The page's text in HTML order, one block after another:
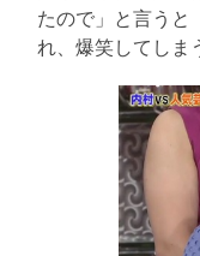
たので」と言うと
れ、爆笑してしま